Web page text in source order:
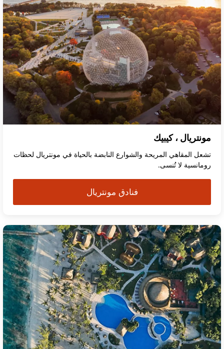
مونتريال ، كيبيك
تشعل المقاهي المريحة والشوارع النابضة بالحياة في مونتريال لحظات
رومانسية لا تُنسى.
فنادق مونتريال